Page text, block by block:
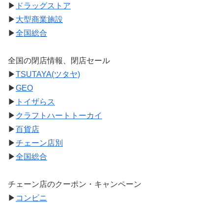
▶ ドラッグストア
▶ 大型商業施設
▶全国総合
全国の閉店情報、閉店セール
▶TSUTAYA(ツタヤ)
▶GEO
▶ トイザらス
▶ クラフトハートトーカイ
▶百貨店
▶チェーン店別
▶全国総合
チェーン店のクーポン・キャンペーン
▶ コンビニ